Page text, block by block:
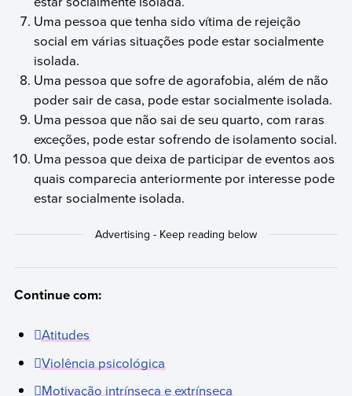
Uma pessoa que tenha sido vítima de rejeição
social em várias situações pode estar socialmente
isolada.
Uma pessoa que sofre de agorafobia, além de não
poder sair de casa, pode estar socialmente isolada.
Uma pessoa que não sai de seu quarto, com raras
exceções, pode estar sofrendo de isolamento social.
Uma pessoa que deixa de participar de eventos aos
quais comparecia anteriormente por interesse pode
estar socialmente isolada.
Continue com:
Atitudes
Violência psicológica
Motivação intrínseca e extrínseca